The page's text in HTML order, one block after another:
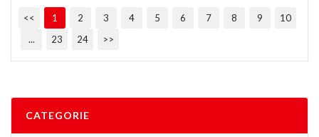
<< 1 2 3 4 5 6 7 8 9
10
...
23 24 >>
CATEGORIE